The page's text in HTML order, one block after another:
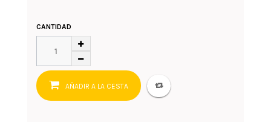
CANTIDAD
AÑADIR A LA CESTA